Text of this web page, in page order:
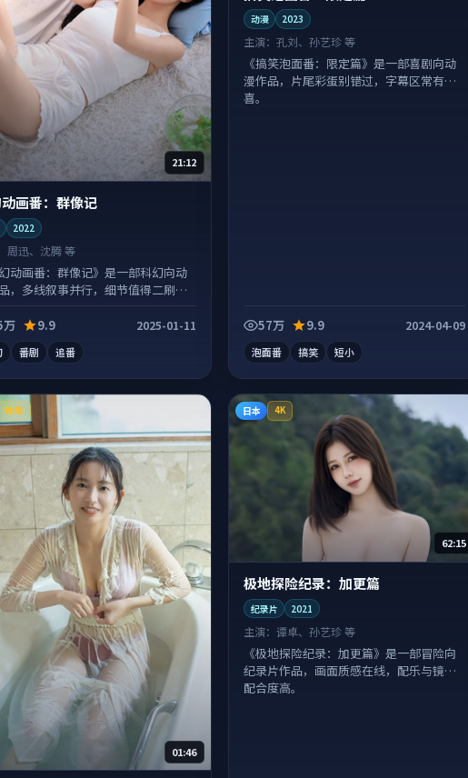
21:12
画番：群像记
2022
周迅、沈腾 等
幻动画番：群像记》是一部科幻向动
，多线叙事并行，细节值得二刷回
万
9.9 2025-01-11
番剧 追番
动漫 2023
主演：孔刘、孙艺珍 等
《搞笑泡面番：限定篇》是一部喜剧向动
漫作品，片尾彩蛋别错过，字幕区常有惊
喜。
57万 9.9 2024-04-09
泡面番 搞笑 短小
独播
01:46
日本 4K
62:15
极地探险纪录：加更篇
纪录片 2021
主演：谭卓、孙艺珍 等
《极地探险纪录：加更篇》是一部冒险向
纪录片作品，画面质感在线，配乐与镜头
配合度高。